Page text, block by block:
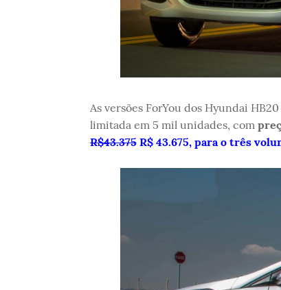
As versões ForYou dos Hyundai
limitada em 5 mil unidades, com
R$43.375R$ 43.675, para o três